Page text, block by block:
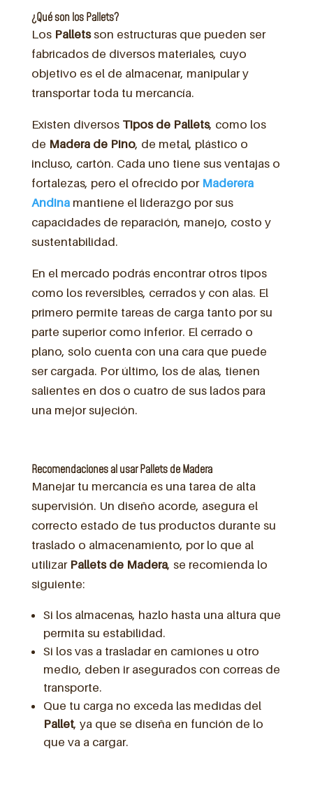
¿Qué son los Pallets?
Los Palletsson estructuras que pueden ser
fabricados de diversos materiales, cuyo
objetivo es el de almacenar, manipular y
transportar toda tu mercancía.
Existen diversos Tipos de Pallets, como los
de Madera de Pino, de metal, plástico o
incluso, cartón. Cada uno tiene sus ventajas o
fortalezas, pero el ofrecido por Maderera
Andina mantiene el liderazgo por sus
capacidades de reparación, manejo, costo y
sustentabilidad.
En el mercado podrás encontrar otros tipos
como los reversibles, cerrados y con alas. El
primero permite tareas de carga tanto por su
parte superior como inferior. El cerrado o
plano, solo cuenta con una cara que puede
ser cargada. Por último, los de alas, tienen
salientes en dos o cuatro de sus lados para
una mejor sujeción.
Recomendaciones al usar Pallets de Madera
Manejar tu mercancía es una tarea de alta
supervisión. Un diseño acorde, asegura el
correcto estado de tus productos durante su
traslado o almacenamiento, por lo que al
utilizar Pallets de Madera, se recomienda lo
siguiente:
Si los almacenas, hazlo hasta una altura que
permita su estabilidad.
Si los vas a trasladar en camiones u otro
medio, deben ir asegurados con correas de
transporte.
Que tu carga no exceda las medidas del
Pallet, ya que se diseña en función de lo
que va a cargar.